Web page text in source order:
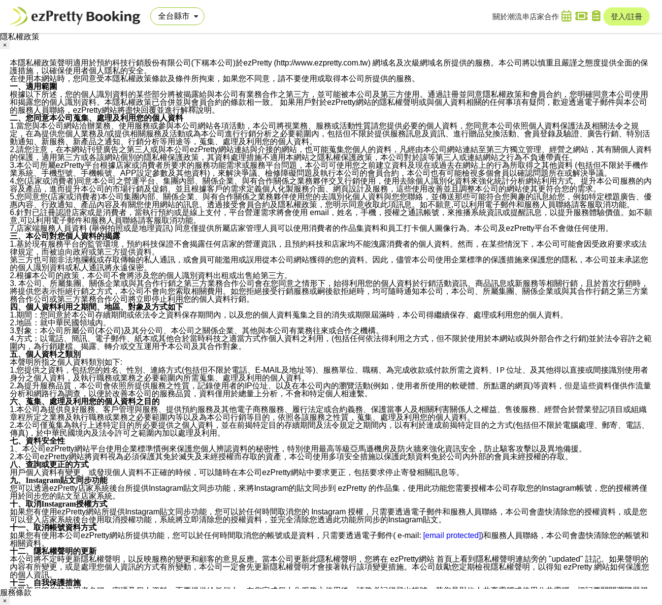
關於潮流串 店家合作 登入/註冊
隱私權政策
×
本隱私權政策聲明適用於預約科技行銷股份有限公司(下稱本公司)於ezPretty (http://www.ezpretty.com.tw) 網域名及次級網域名所提供的服務。本公司將以慎重且嚴謹之態度提供全面的保
護措施，以確保使用者個人隱私的安全。
在使用本網站時，您同意受本隱私權政策條款及條件所拘束，如果您不同意，請不要使用或取得本公司所提供的服務。
一、適用範圍
根據以下所述，您的個人識別資料的某些部分將被揭露給與本公司有業務合作之第三方，並可能被本公司及第三方使用。通過註冊並同意隱私權政策和會員合約，您明確同意本公司使用
和揭露您的個人識別資料。本隱私權政策已合併並與會員合約的條款相一致。 如果用戶對於ezPretty網站的隱私權聲明或與個人資料相關的任何事項有疑問，歡迎透過電子郵件與本公司
的服務人員聯絡，ezPretty網站將盡快回覆並進行解釋說明。
二、您同意本公司蒐集、處理及利用您的個人資料
1.當您與本公司網站洽辦業務、使用服務或參與本公司網站各項活動，本公司將視業務、服務或活動性質請您提供必要的個人資料，您同意本公司依照個人資料保護法及相關法令之規
定，在為提供您個人業務及/或提供相關服務及活動或為本公司進行行銷分析之必要範圍內，包括但不限於提供服務訊息及資訊、進行贈品兌換活動、會員登錄及驗證、廣告行銷、特別活
動通知、新服務、新產品之通知、行銷分析等用途等，蒐集、處理及利用您的個人資料。
2.請您注意，在本網站刊登廣告之第三人或與本公司ezPretty網站連結與介接的網站，也可能蒐集您個人的資料，凡經由本公司網站連結至第三方獨立管理、經營之網站，其有關個人資料
的保護，適用第三方或各該網站個別的隱私權保護政策，其資料處理措施不適用本網站之隱私權保護政策，本公司對於該等第三人或連結網站之行為不負連帶責任。
3.本公司所屬ezPretty平台根據店家或消費者所要求的服務功能需求或服務平台問題，本公司可使用您之前建立資料及現在或過去在網站上的行為所取得之其他資料 (包括但不限於手機作
業系統、手機型號、手機帳號、APP設定參數及其他資料)，來解決爭議、檢修障礙問題及執行本公司的會員合約，本公司也有可能檢視多個會員以確認問題所在或解決爭議。
4.您(店家或消費者)同意本公司之營運平台、集團內部、關係企業、與有合作關係之業務夥伴交叉行銷使用，使用去除個人識別化資料來強化統計分析網站利用方式、提升本公司服務的內
容及產品，進而提升本公司的市場行銷及促銷、並且根據客戶的需求定義個人化製服務介面、網頁設計及服務，這些使用改善並且調整本公司的網站使其更符合您的需求。
5.您同意您(店家或消費者)本公司集團內部、關係企業、與有合作關係之業務夥伴使用您的去識別化個人資料與您您聯絡，並傳送那些可能符合您興趣的訊息給您，例如特定標題廣告、優
惠內容、行政通知、產品內容及有關您使用網站的訊息。透過接受會員合約及隱私權政策，您明示同意收取此項訊息。如不願意,可以利用電子郵件和服務人員聯絡請客服取消功能。
6.針對已註冊認證店家或是消費者，當執行預約或是線上支付，平台營運需求將會使用 email，姓名，手機，授權之通訊帳號，來推播系統資訊或提醒訊息，以提升服務體驗價值。如不願
意,可以利用電子郵件和服務人員聯絡請客服取消功能。
7.店家端服務人員資料 (舉例拍照或是地理資訊) 同意僅提供所屬店家管理人員可以使用消費者的作品集資料和員工打卡個人圖像行為。本公司及ezPretty平台不會做任何使用。
三、本公司對您個人資料的揭露
1.基於現有服務平台的監管環境，預約科技保證不會揭露任何店家的營運資訊，且預約科技和店家均不能洩露消費者的個人資料。然而，在某些情況下，本公司可能會因受政府要求或法
律規定，而被迫向政府或第三方提供資料。
第三方也可能非法地攔截或存取傳輸的私人通訊，或會員可能濫用或誤用從本公司網站獲得的您的資料。因此，儘管本公司使用企業標準的保護措施來保護您的隱私，本公司並未承諾您
的個人識別資料或私人通訊將永遠保密。
2.根據本公司的政策，本公司不會將涉及您的個人識別資料出租或出售給第三方。
3. 本公司、所屬集團、關係企業或與其合作行銷之第三方業務合作公司會在您同意之情形下，始得利用您的個人資料於行銷活動資訊、商品訊息或新服務等相關行銷，且於首次行銷時，
將提供您表示拒絕行銷之方式，本公司不會向您索取相關費用。如您拒絕接受行銷服務或嗣後欲拒絕時，均可隨時通知本公司，本公司、所屬集團、關係企業或與其合作行銷之第三方業
務合作公司或第三方業務合作公司將立即停止利用您的個人資料行銷。
四、個人資料利用之期間、地區、對象及方式如下
1.期間：您同意於本公司存續期間或依法令之資料保存期間內，以及您的個人資料蒐集之目的消失或期限屆滿時，本公司得繼續保存、處理或利用您的個人資料。
2.地區：就中華民國領域內。
3.對象：本公司所屬公司(本公司)及其分公司、本公司之關係企業、其他與本公司有業務往來或合作之機構。
4.方式：以電話、簡訊、電子郵件、紙本或其他合於當時科技之適當方式作個人資料之利用，(包括任何依法得利用之方式，但不限於使用於本網站或與外部合作之行銷)並於法令容許之範
圍內，為行銷建檔、揭露、轉介或交互運用予本公司及其合作對象。
五、個人資料之類別
本聲明所指之個人資料類別如下:
1.您提供之資料，包括您的姓名、性別、連絡方式(包括但不限於電話、E-MAIL及地址等)、服務單位、職稱、為完成收款或付款所需之資料、IＰ位址、及其他得以直接或間接識別使用者
身分之個人資料，及執行職務或業務之必要範圍內所需蒐集、處理及利用的個人資料。
2.為提升服務品質，本公司會依照所提供服務之性質，記錄使用者的IP位址、以及在本公司內的瀏覽活動(例如，使用者所使用的軟硬體、所點選的網頁)等資料，但是這些資料僅供作流量
分析和網路行為調查，以便於改善本公司的服務品質，資料僅用於總量上分析，不會和特定個人相連繫。
六、蒐集、處理及利用您的個人資料之目的
1.本公司為提供良好服務、客戶管理與服務、提供預約服務及其他電子商務服務、履行法定或合約義務、保護當事人及相關利害關係人之權益、售後服務、經營合於營業登記項目或組織
章程所定之業務及執行職務或業務之必要範圍內等以及為本公司行銷等目的，依照各該服務之性質，蒐集、處理及利用您的個人資料。
2.本公司僅蒐集為執行上述特定目的所必要提供之個人資料，並在前揭特定目的存續期間及法令規定之期間內，以有利於達成前揭特定目的之方式(包括但不限於電腦處理、郵寄、電話、
傳真)，於中華民國境內及法令許可之範圍內加以處理及利用。
七、資料安全性
1、本公司ezPretty網站平台使用企業標準慣例來保護您個人辨認資料的秘密性，特別使用最高等級亞馬遜機房及防火牆來強化資訊安全，防止駭客攻擊以及異地備援。
2.本公司ezPretty網站將資料視為必須保護其免於滅失及未經授權而存取的資產，本公司使用多項安全措施以保護此類資料免於公司內外部的會員未經授權的存取。
八、查詢或更正的方式
用戶個人資料有變更、或發現個人資料不正確的時候，可以隨時在本公司ezPretty網站中要求更正，包括要求停止寄發相關訊息等。
九、Instagram貼文同步功能
您可以透過ezPretty店家系統後台所提供Instagram貼文同步功能，來將Instagram的貼文同步到 ezPretty 的作品集，使用此功能您需要授權本公司存取您的Instagram帳號，您的授權將僅
用於同步您的貼文至店家系統。
十、取消Instagram授權方式
如果您有使用ezPretty網站所提供Instagram貼文同步功能，您可以於任何時間取消您的 Instagram 授權，只需要透過電子郵件和服務人員聯絡，本公司會盡快清除您的授權資料，或是您
可以登入店家系統後台使用取消授權功能，系統將立即清除您的授權資料，並完全清除您透過此功能所同步的Instagram貼文。
十一、取消帳號資料方式
如果您有使用本公司ezPretty網站所提供功能，您可以於任何時間取消您的帳號或是資料，只需要透過電子郵件( e-mail: [email protected])和服務人員聯絡，本公司會盡快清除您的帳號和
相關資料。
十二、隱私權聲明的更新
本公司將不定時更新隱私權聲明，以反映服務的變更和顧客的意見反應。當本公司更新此隱私權聲明，您將在 ezPretty網站 首頁上看到隱私權聲明連結旁的 "updated" 註記。如果聲明的
內容有所變更，或是處理您個人資訊的方式有所變動，本公司一定會先更新隱私權聲明才會接著執行該項變更措施。本公司鼓勵您定期檢視隱私權聲明，以得知 ezPretty 網站如何保護您
的個人資訊。
十三、自我保護措施
請妥善保管您的使用者名稱、密碼及個人資料，不要提供給任何人。在您完成個人化服務之使用後，請務必記得登出帳號。若您是與他人共享電腦或使用公共電腦，切記要關閉瀏覽器視
窗，以防止他人讀取您的個人資料、信件或進入所機關管理區。
服務條款
×